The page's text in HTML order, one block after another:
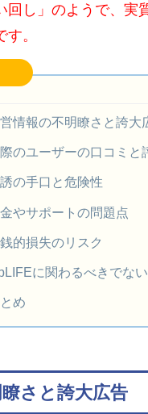
回し」のようで、実
。
情報の不明瞭さと誇大
のユーザーの口コミと
の手口と危険性
やサポートの問題点
的損失のリスク
に関わるべきでな
め
さと誇大広告